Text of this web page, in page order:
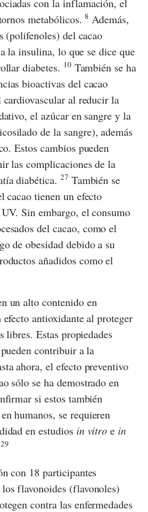
metabólicos.8 Además,
(polifenoles) del cacao
la insulina, lo que se dice que
diabetes. 10También se ha
bioactivas del cacao
al reducir la
el azúcar en sangre y la
de la sangre), además
Estos cambios pueden
las complicaciones de la
diabética. 27 También se
cacao tienen un efecto
Sin embargo, el consumo
del cacao, como el
de obesidad debido a su
añadidos como el
un alto contenido en
antioxidante al proteger
libres. Estas propiedades
contribuir a la
ahora, el efecto preventivo
sólo se ha demostrado en
si estos también
humanos, se requieren
en estudios in vitro e in
29
con 18 participantes
flavonoides (flavonoles)
contra las enfermedades